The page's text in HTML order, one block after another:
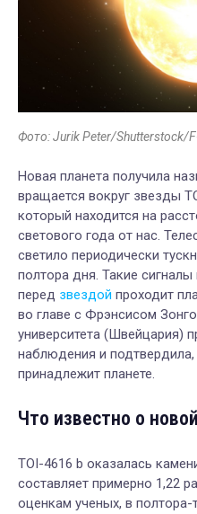
Фото: Jurik Peter/Shutterstock/
Новая планета получила
вращается вокруг звезды
который находится на
светового года от нас.
светило периодически
полтора дня. Такие
перед звездой проходит
во главе с Фрэнсисом
университета (Швейцария)
наблюдения и подтвердила,
принадлежит планете.
Что известно о
TOI-4616 b оказалась
составляет примерно 1,22
оценкам ученых, в